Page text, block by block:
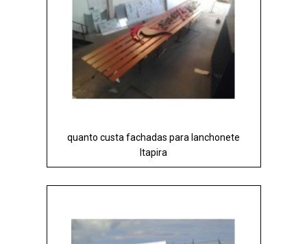
quanto custa fachadas para lanchonete
Itapira